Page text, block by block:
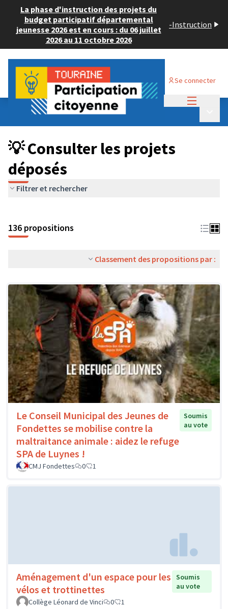
La phase d'instruction des projets du
budget participatif départemental
jeunesse 2026 est en cours : du 06 juillet
2026 au 11 octobre 2026
-Instruction
Se connecter
Budget Participatif JEUNESSE 2024
💡 Consulter les projets déposés
💡 Consulter les projets
déposés
Filtrer et rechercher
136 propositions
Classement des propositions par :
Le Conseil Municipal des Jeunes de
Fondettes se mobilise contre la
maltraitance animale : aidez le refuge
SPA de Luynes !
Soumis
au vote
CMJ Fondettes 0 1
Aménagement d'un espace pour les
vélos et trottinettes
Soumis
au vote
Collège Léonard de Vinci
0 1